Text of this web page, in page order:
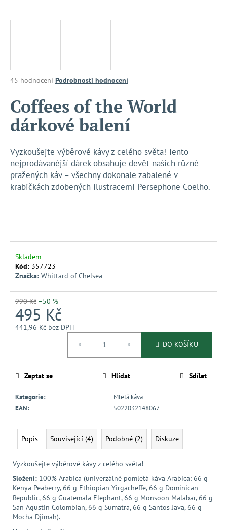
Průměrné
produktu
je
3,5
z
hvězdiček.
45 hodnocení Podrobnosti hodnocení
Coffees of the World
dárkové balení
Vyzkoušejte výběrové kávy z celého světa! Tento
nejprodávanější dárek obsahuje devět našich různě
pražených káv – všechny dokonale zabalené v
krabičkách zdobených ilustracemi Persephone Coelho.
Skladem
Kód: 357723
Značka: Whittard of Chelsea
990 Kč –50 %
495 Kč
441,96 Kč bez DPH
DO KOŠÍKU
Kategorie:
Mletá káva
EAN: 5022032148067
Zeptat se Hlídat Sdílet
Popis Související (4) Podobné (2) Diskuze
Vyzkoušejte výběrové kávy z celého světa!
Složení: 100% Arabica (univerzálně pomletá káva Arabica: 66 g
Kenya Peaberry, 66 g Ethiopian Yirgacheffe, 66 g Dominican
Republic, 66 g Guatemala Elephant, 66 g Monsoon Malabar, 66 g
San Agustin Colombian, 66 g Sumatra, 66 g Santos Java, 66 g
Mocha Djimah).
?
HLEDAT
D
o
p
u
e
m